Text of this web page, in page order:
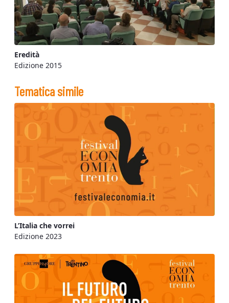
Eredità
Edizione 2015
Tematica simile
L’Italia che vorrei
Edizione 2023